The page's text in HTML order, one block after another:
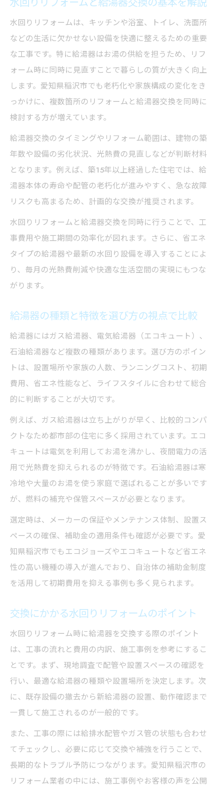
水回りリフォームは、キッチンや浴室、トイレ、洗面所
などの生活に欠かせない設備を快適に整えるための重要
な工事です。特に給湯器はお湯の供給を担うため、リフ
ォーム時に同時に見直すことで暮らしの質が大きく向上
します。愛知県稲沢市でも老朽化や家族構成の変化をき
っかけに、複数箇所のリフォームと給湯器交換を同時に
検討する方が増えています。
給湯器交換のタイミングやリフォーム範囲は、建物の築
年数や設備の劣化状況、光熱費の見直しなどが判断材料
となります。例えば、築15年以上経過した住宅では、給
湯器本体の寿命や配管の老朽化が進みやすく、急な故障
リスクも高まるため、計画的な交換が推奨されます。
水回りリフォームと給湯器交換を同時に行うことで、工
事費用や施工期間の効率化が図れます。さらに、省エネ
タイプの給湯器や最新の水回り設備を導入することによ
り、毎月の光熱費削減や快適な生活空間の実現にもつな
がります。
給湯器の種類と特徴を選び方の視点で比較
給湯器にはガス給湯器、電気給湯器（エコキュート）、
石油給湯器など複数の種類があります。選び方のポイン
トは、設置場所や家族の人数、ランニングコスト、初期
費用、省エネ性能など、ライフスタイルに合わせて総合
的に判断することが大切です。
例えば、ガス給湯器は立ち上がりが早く、比較的コンパ
クトなため都市部の住宅に多く採用されています。エコ
キュートは電気を利用してお湯を沸かし、夜間電力の活
用で光熱費を抑えられるのが特徴です。石油給湯器は寒
冷地や大量のお湯を使う家庭で選ばれることが多いです
が、燃料の補充や保管スペースが必要となります。
選定時は、メーカーの保証やメンテナンス体制、設置ス
ペースの確保、補助金の適用条件も確認が必要です。愛
知県稲沢市でもエコジョーズやエコキュートなど省エネ
性の高い機種の導入が進んでおり、自治体の補助金制度
を活用して初期費用を抑える事例も多く見られます。
交換にかかる水回りリフォームのポイント
水回りリフォーム時に給湯器を交換する際のポイント
は、工事の流れと費用の内訳、施工事例を参考にするこ
とです。まず、現地調査で配管や設置スペースの確認を
行い、最適な給湯器の種類や設置場所を決定します。次
に、既存設備の撤去から新給湯器の設置、動作確認まで
一貫して施工されるのが一般的です。
また、工事の際には給排水配管やガス管の状態も合わせ
てチェックし、必要に応じて交換や補強を行うことで、
長期的なトラブル予防につながります。愛知県稲沢市の
リフォーム業者の中には、施工事例やお客様の声を公開